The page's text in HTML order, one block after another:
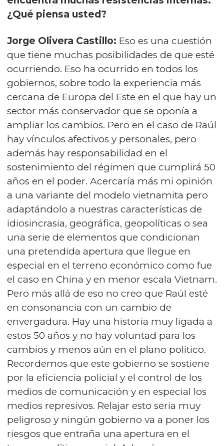
¿Qué piensa usted?
Jorge Olivera Castillo: Eso es una cuestión
que tiene muchas posibilidades de que esté
ocurriendo. Eso ha ocurrido en todos los
gobiernos, sobre todo la experiencia más
cercana de Europa del Este en el que hay un
sector más conservador que se oponía a
ampliar los cambios. Pero en el caso de Raúl
hay vínculos afectivos y personales, pero
además hay responsabilidad en el
sostenimiento del régimen que cumplirá 50
años en el poder. Acercaría más mi opinión
a una variante del modelo vietnamita pero
adaptándolo a nuestras características de
idiosincrasia, geográfica, geopolíticas o sea
una serie de elementos que condicionan
una pretendida apertura que llegue en
especial en el terreno económico como fue
el caso en China y en menor escala Vietnam.
Pero más allá de eso no creo que Raúl esté
en consonancia con un cambio de
envergadura. Hay una historia muy ligada a
estos 50 años y no hay voluntad para los
cambios y menos aún en el plano político.
Recordemos que este gobierno se sostiene
por la eficiencia policial y el control de los
medios de comunicación y en especial los
medios represivos. Relajar esto seria muy
peligroso y ningún gobierno va a poner los
riesgos que entraña una apertura en el